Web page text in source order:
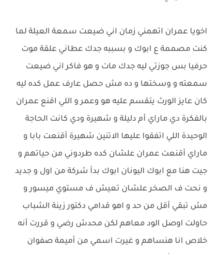
اخويا عمران اتهمني زمان اني ضيعت سمعة العيلة لما
كنت مصممة ع ابوك و بسببه جدك عطاني علقة موت
حرفيا بس جوزتي ليه جدك مات و هو فاكر اني ضيعت
سمعته و وسختها و ده مش حصل عارف عمل كده ليه
كان عايز الورث يتقسم عليه هو وعمر و اللي اقنع عمران
بالفكرة دي ماراي أم دليلة و شهيرة ودي كانت الحاجة
الوحيدة اللي اتفقوا عليها الاتنين شهيرة أقنعت بابا و
ماراي أقنعت عمران علشان كده طردوني من حياتهم و
جيت هنا مع ابوك اليونان ابوك بدأ شركة من اول و جديد
و نحت ف الصخر علشان تعيش ف مستوي ميسور و
مش تبقي أقل من حد و اهو قدامي دكتور زينة الشباب
حاولت اوصل الود معاهم لكن محدش رضي و قررت أنه
خلاص انا هنساهم و غيرت اسمي من أميمة صفوان